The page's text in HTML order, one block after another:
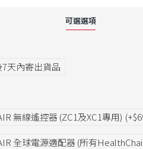
可選選項
天內寄出貨品
無線遙控器 (ZC1及XC1專用)
全球電源適配器 (所有